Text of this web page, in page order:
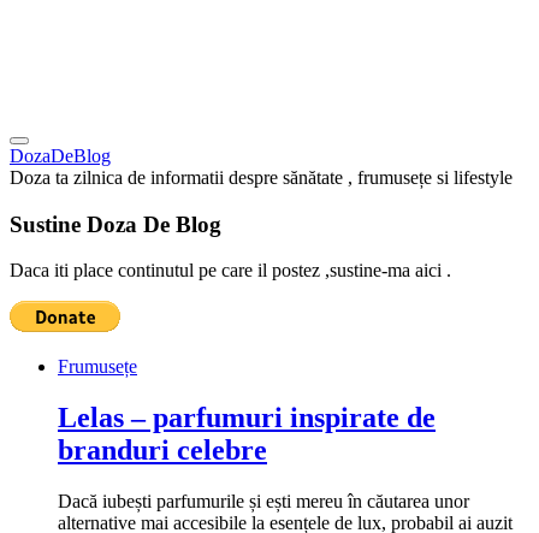
DozaDeBlog
Doza ta zilnica de informatii despre sănătate , frumusețe si lifestyle
Sustine Doza De Blog
Daca iti place continutul pe care il postez ,sustine-ma aici .
Frumusețe
Lelas – parfumuri inspirate de
branduri celebre
Dacă iubești parfumurile și ești mereu în căutarea unor
alternative mai accesibile la esențele de lux, probabil ai auzit